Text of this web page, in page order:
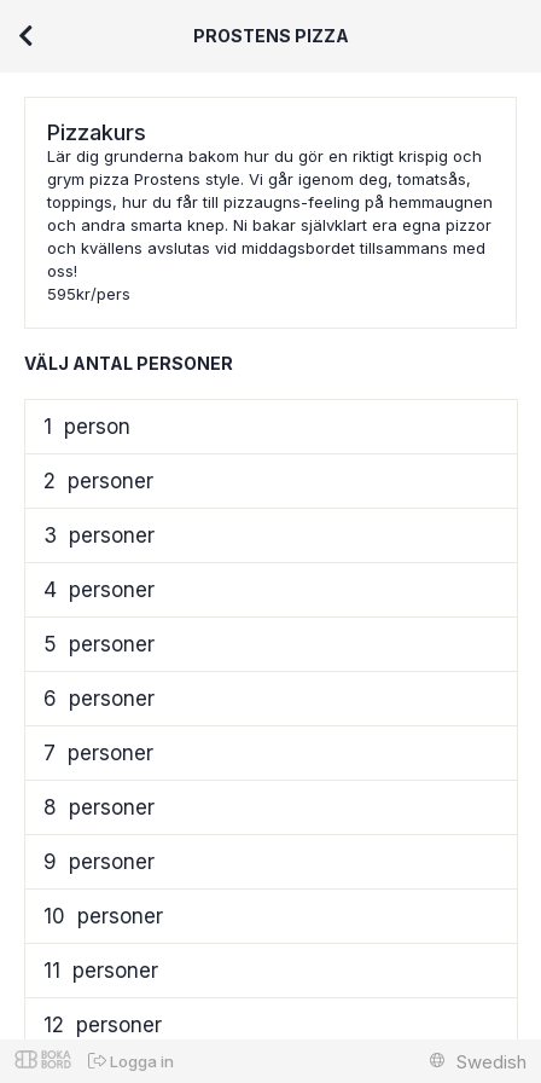
PROSTENS PIZZA
Pizzakurs
Lär dig grunderna bakom hur du gör en riktigt krispig och
grym pizza Prostens style. Vi går igenom deg, tomatsås,
toppings, hur du får till pizzaugns-feeling på hemmaugnen
och andra smarta knep. Ni bakar självklart era egna pizzor
och kvällens avslutas vid middagsbordet tillsammans med
oss!
595kr/pers
VÄLJ ANTAL PERSONER
1 person
2 personer
3 personer
4 personer
5 personer
6 personer
7 personer
8 personer
9 personer
10 personer
11 personer
12 personer
Logga in Swedish